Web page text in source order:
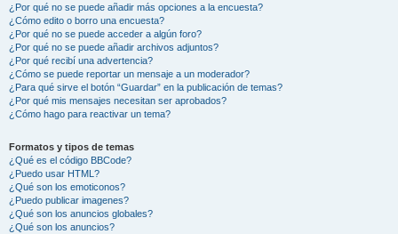
¿Por qué no se puede añadir más opciones a la encuesta?
¿Cómo edito o borro una encuesta?
¿Por qué no se puede acceder a algún foro?
¿Por qué no se puede añadir archivos adjuntos?
¿Por qué recibí una advertencia?
¿Cómo se puede reportar un mensaje a un moderador?
¿Para qué sirve el botón “Guardar” en la publicación de temas?
¿Por qué mis mensajes necesitan ser aprobados?
¿Cómo hago para reactivar un tema?
Formatos y tipos de temas
¿Qué es el código BBCode?
¿Puedo usar HTML?
¿Qué son los emoticonos?
¿Puedo publicar imagenes?
¿Qué son los anuncios globales?
¿Qué son los anuncios?